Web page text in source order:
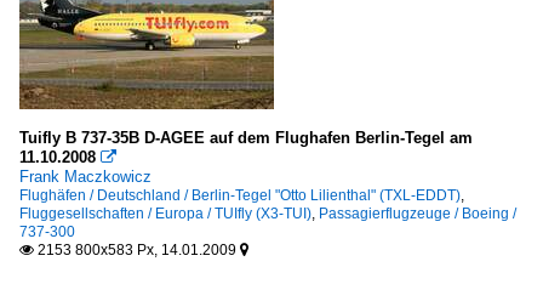
Tuifly B 737-35B D-AGEE auf dem Flughafen Berlin-Tegel am
11.10.2008 
Frank Maczkowicz
Flughäfen / Deutschland / Berlin-Tegel "Otto Lilienthal" (TXL-EDDT),
Fluggesellschaften / Europa / TUIfly (X3-TUI), Passagierflugzeuge / Boeing /
737-300
 2153 800x583 Px, 14.01.2009 